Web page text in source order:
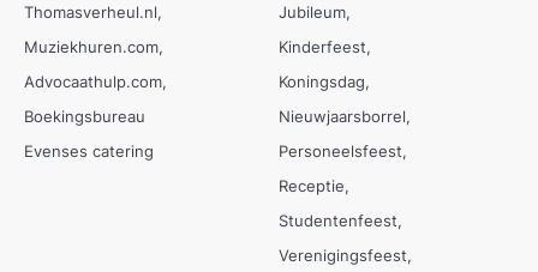
Thomasverheul.nl
Muziekhuren.com
Advocaathulp.com
Boekingsbureau
Evenses catering
Jubileum
Kinderfeest
Koningsdag
Nieuwjaarsborrel
Personeelsfeest
Receptie
Studentenfeest
Verenigingsfeest